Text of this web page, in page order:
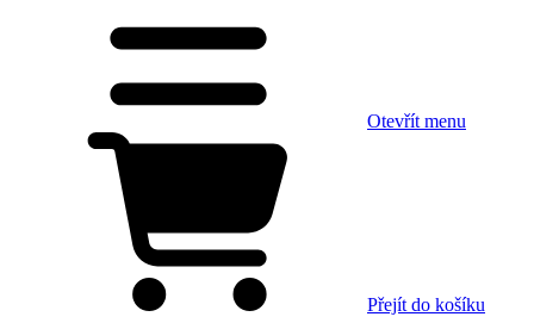
Otevřít menu
Přejít do košíku